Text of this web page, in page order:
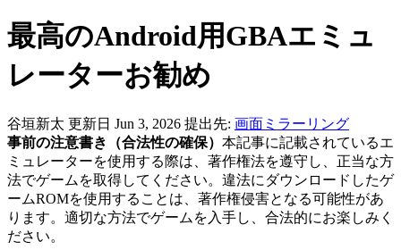
最高のAndroid用GBAエミュ
レーターお勧め
谷垣新太 更新日 Jun 3, 2026 提出先: 画面ミラーリング
事前の注意書き（合法性の確保） 本記事に記載されているエ
ミュレーターを使用する際は、著作権法を遵守し、正当な方
法でゲームを取得してください。違法にダウンロードしたゲ
ームROMを使用することは、著作権侵害となる可能性があ
ります。適切な方法でゲームを入手し、合法的にお楽しみく
ださい。